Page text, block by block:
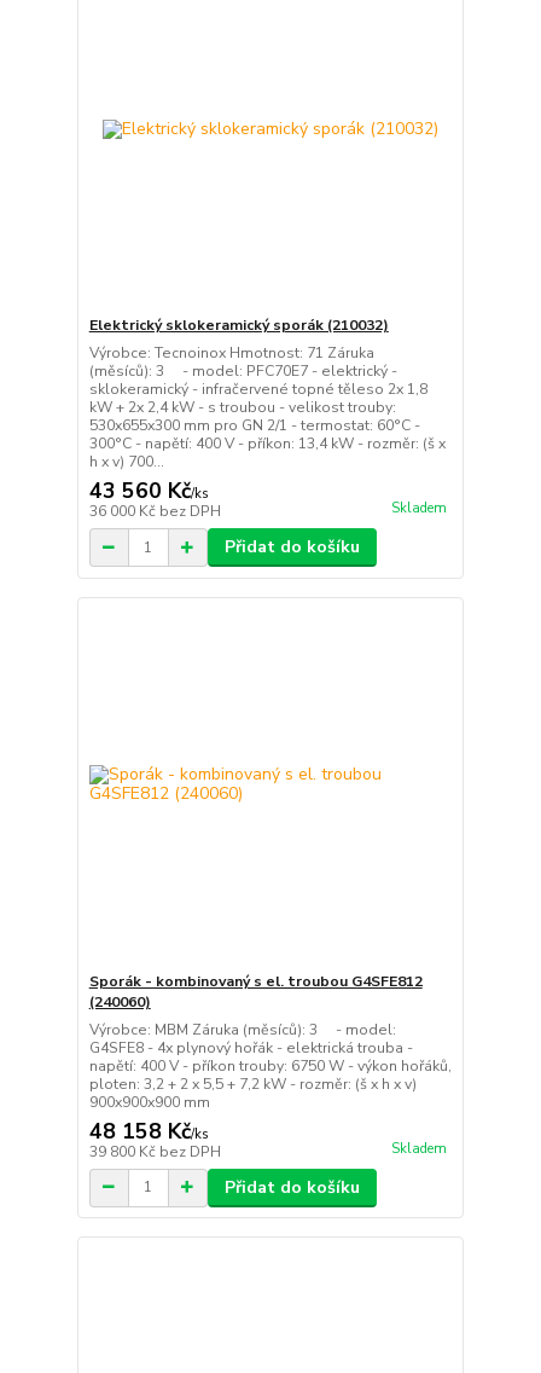
Elektrický sklokeramický sporák (210032)
Výrobce: Tecnoinox Hmotnost: 71 Záruka
(měsíců): 3 - model: PFC70E7 - elektrický -
sklokeramický - infračervené topné těleso 2x 1,8
kW + 2x 2,4 kW - s troubou - velikost trouby:
530x655x300 mm pro GN 2/1 - termostat: 60°C -
300°C - napětí: 400 V - příkon: 13,4 kW - rozměr: (š x
h x v) 700...
43 560 Kč/ks
36 000 Kč bez DPH Skladem
Přidat do košíku
Sporák - kombinovaný s el. troubou G4SFE812
(240060)
Výrobce: MBM Záruka (měsíců): 3 - model:
G4SFE8 - 4x plynový hořák - elektrická trouba -
napětí: 400 V - příkon trouby: 6750 W - výkon hořáků,
ploten: 3,2 + 2 x 5,5 + 7,2 kW - rozměr: (š x h x v)
900x900x900 mm
48 158 Kč/ks
39 800 Kč bez DPH Skladem
Přidat do košíku